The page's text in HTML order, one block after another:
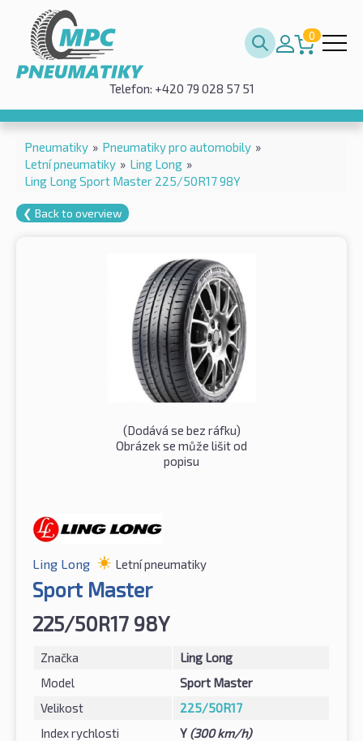
0
Telefon: +420 79 028 57 51
Pneumatiky » Pneumatiky pro automobily »
Letní pneumatiky » Ling Long »
Ling Long Sport Master 225/50R17 98Y
❮ Back to overview
(Dodává se bez ráfku)
Obrázek se může lišit od
popisu
Ling Long Letní pneumatiky
Sport Master
225/50R17 98Y
Značka
Ling Long
Model
Sport Master
Velikost
225/50R17
Index rychlosti
Y (300 km/h)